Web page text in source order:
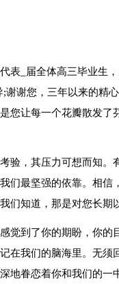
表_届全体高三毕业生
谢您，三年以来的精
您让每一个花瓣散发了
验，其压力可想而知。
们最坚强的依靠。相信
们知道，那是对您长
觉到了你的期盼，你的
在我们的脑海里。无须
地眷恋着你和我们的一